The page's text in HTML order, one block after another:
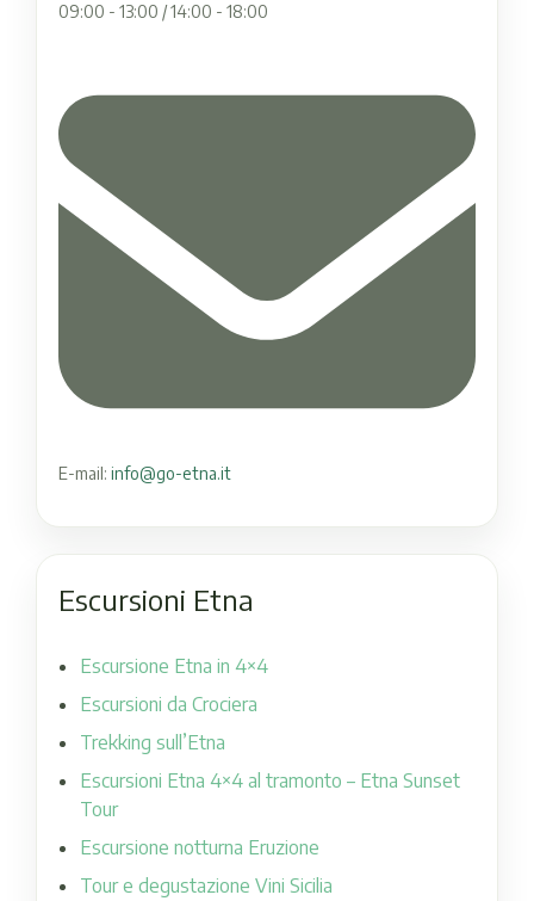
09:00 - 13:00 / 14:00 - 18:00
E-mail: info@go-etna.it
Escursioni Etna
Escursione Etna in 4×4
Escursioni da Crociera
Trekking sull’Etna
Escursioni Etna 4×4 al tramonto – Etna Sunset
Tour
Escursione notturna Eruzione
Tour e degustazione Vini Sicilia